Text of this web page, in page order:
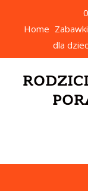
Home Zabawki
dla